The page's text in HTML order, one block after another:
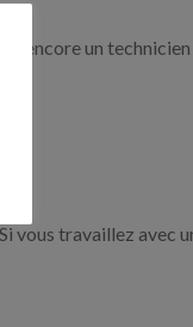
encore un
travaillez avec